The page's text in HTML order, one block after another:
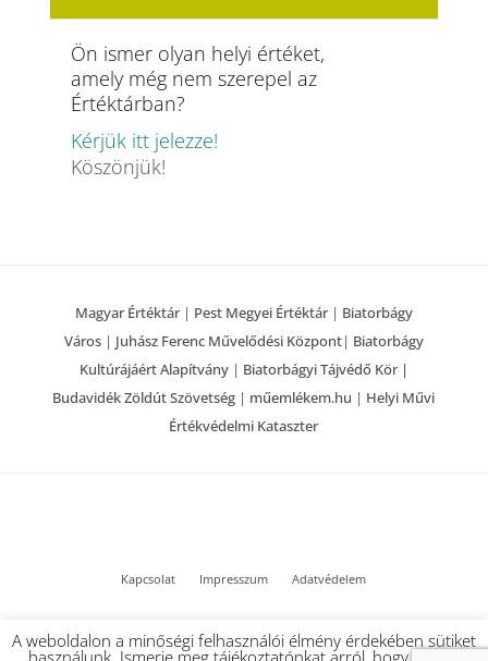
Ön ismer olyan helyi értéket,
amely még nem szerepel az
Értéktárban?
Kérjük itt jelezze!
Köszönjük!
Magyar Értéktár| Pest Megyei Értéktár| Biatorbágy
Város| Juhász Ferenc Művelődési Központ| Biatorbágy
Kultúrájáért Alapítvány| Biatorbágyi Tájvédő Kör |
Budavidék Zöldút Szövetség | műemlékem.hu | Helyi Művi
Értékvédelmi Kataszter
Kapcsolat Impresszum Adatvédelem
© 2022 Biatorbágy Értéktár – Minden jog fenntartva
A weboldalon a minőségi felhasználói élmény érdekében sütiket
használunk. Ismerje meg tájékoztatónkat arról, hogy milyen